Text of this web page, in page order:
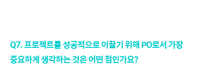
Q7. 프로젝트를 성공적으로 이끌기 위해 PO로서 가장
중요하게 생각하는 것은 어떤 점인가요?